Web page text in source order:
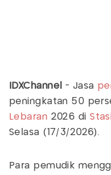
IDXChannel - Jasa
peningkatan 50
Lebaran 2026 di
Selasa (17/3/2026).
Para pemudik